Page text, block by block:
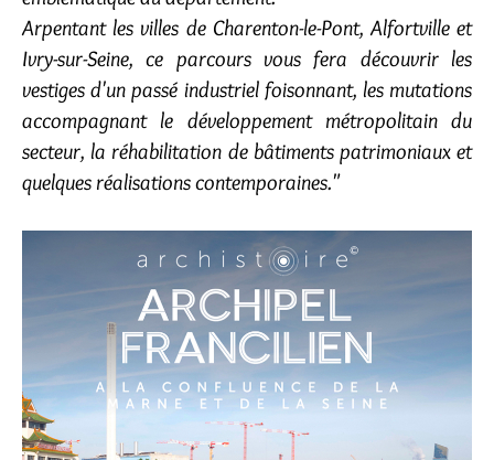
Arpentant les villes de Charenton-le-Pont, Alfortville et
Ivry-sur-Seine, ce parcours vous fera découvrir les
vestiges d'un passé industriel foisonnant, les mutations
accompagnant le développement métropolitain du
secteur, la réhabilitation de bâtiments patrimoniaux et
quelques réalisations contemporaines."